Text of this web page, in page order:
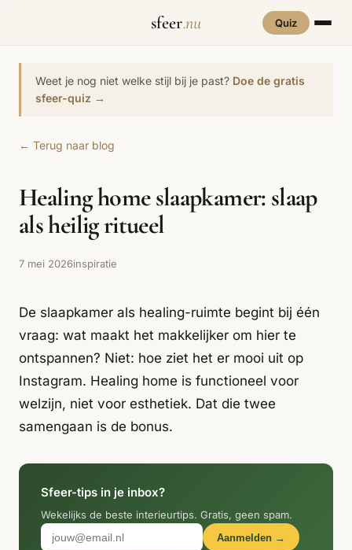
sfeer.nu Quiz
INTERIEURSTIJLEN
Biophilic
Botanisch
Interieur
Brutalisme Coastal
Comfort
Grandmillennial Healing Home Hygge
Industrial
Italiaans
Design
Japandi
Japans Zen Maximalistisch Mediterraans
Midcentury
Modern
Interieur
Organic
Modern
Quiet Luxury
Retro Revival
2026
RUIMTES
Badkamer Werkkamer
Hal Kinderkamer
Weet je nog niet welke stijl bij je past? Doe de gratis
sfeer-quiz →
← Terug naar blog
Healing home slaapkamer: slaap
als heilig ritueel
7 mei 2026inspiratie
De slaapkamer als healing-ruimte begint bij één
vraag: wat maakt het makkelijker om hier te
ontspannen? Niet: hoe ziet het er mooi uit op
Instagram. Healing home is functioneel voor
welzijn, niet voor esthetiek. Dat die twee
samengaan is de bonus.
Sfeer-tips in je inbox?
Wekelijks de beste interieurtips. Gratis, geen spam.
Aanmelden →